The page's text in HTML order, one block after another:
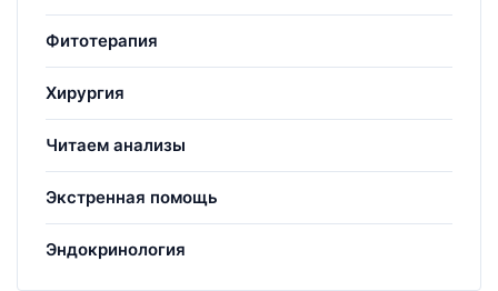
Фитотерапия
Хирургия
Читаем анализы
Экстренная помощь
Эндокринология